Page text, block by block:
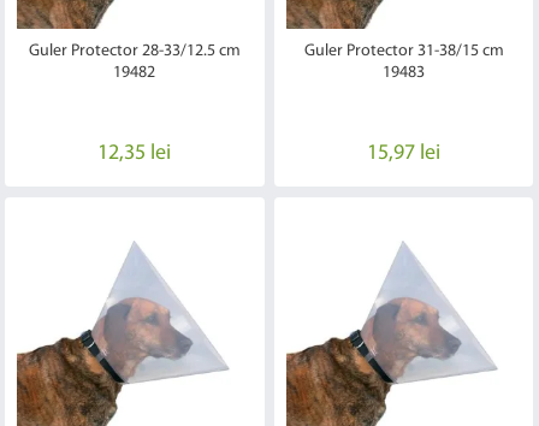
Guler Protector 28-33/12.5 cm
19482
12,35 lei
Guler Protector 31-38/15 cm
19483
15,97 lei